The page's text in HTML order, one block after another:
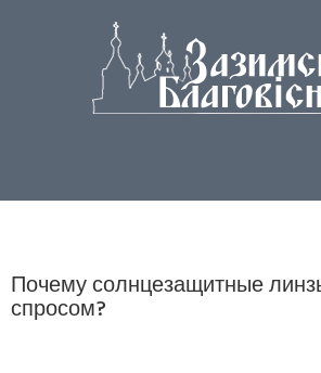
Почему солнцезащитные
спросом?